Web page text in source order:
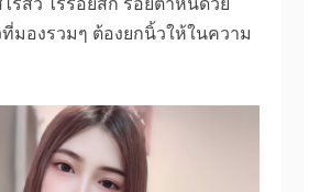
มองรวมๆ ต้องยกนิ้วให้ในความ